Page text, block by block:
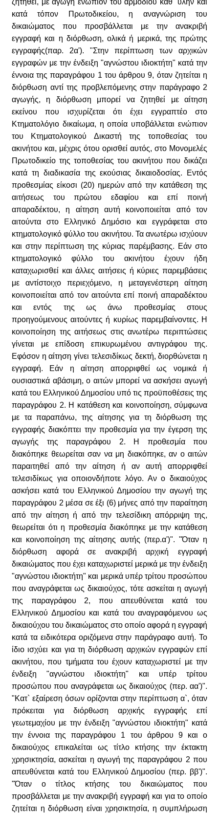
κατά τόπον Πρωτοδικείου, η αναγνώριση του
δικαιώματος που προσβάλλεται με την ανακριβή
εγγραφή και η διόρθωση, ολικά ή μερικά, της πρώτης
εγγραφής(παρ. 2α'). "Στην περίπτωση των αρχικών
εγγραφών με την ένδειξη "αγνώστου ιδιοκτήτη" κατά την
έννοια της παραγράφου 1 του άρθρου 9, όταν ζητείται η
διόρθωση αντί της προβλεπόμενης στην παράγραφο 2
αγωγής, η διόρθωση μπορεί να ζητηθεί με αίτηση
εκείνου που ισχυρίζεται ότι έχει εγγραπτέο στο
Κτηματολόγιο δικαίωμα, η οποία υποβάλλεται ενώπιον
του Κτηματολογικού Δικαστή της τοποθεσίας του
ακινήτου και, μέχρις ότου ορισθεί αυτός, στο Μονομελές
Πρωτοδικείο της τοποθεσίας του ακινήτου που δικάζει
κατά τη διαδικασία της εκούσιας δικαιοδοσίας. Εντός
προθεσμίας είκοσι (20) ημερών από την κατάθεση της
αιτήσεως του πρώτου εδαφίου και επί ποινή
απαραδέκτου, η αίτηση αυτή κοινοποιείται από τον
αιτούντα στο Ελληνικό Δημόσιο και εγγράφεται στο
κτηματολογικό φύλλο του ακινήτου. Τα ανωτέρω ισχύουν
και στην περίπτωση της κύριας παρέμβασης. Εάν στο
κτηματολογικό φύλλο του ακινήτου έχουν ήδη
καταχωρισθεί και άλλες αιτήσεις ή κύριες παρεμβάσεις
με αντίστοιχο περιεχόμενο, η μεταγενέστερη αίτηση
κοινοποιείται από τον αιτούντα επί ποινή απαραδέκτου
και εντός της ως άνω προθεσμίας στους
προηγούμενους αιτούντες ή κυρίως παρεμβαίνοντες. Η
κοινοποίηση της αιτήσεως στις ανωτέρω περιπτώσεις
γίνεται με επίδοση επικυρωμένου αντιγράφου της.
Εφόσον η αίτηση γίνει τελεσιδίκως δεκτή, διορθώνεται η
εγγραφή. Εάν η αίτηση απορριφθεί ως νομικά ή
ουσιαστικά αβάσιμη, ο αιτών μπορεί να ασκήσει αγωγή
κατά του Ελληνικού Δημοσίου υπό τις προϋποθέσεις της
παραγράφου 2. Η κατάθεση και κοινοποίηση, σύμφωνα
με τα παραπάνω, της αίτησης για τη διόρθωση της
εγγραφής διακόπτει την προθεσμία για την έγερση της
αγωγής της παραγράφου 2. Η προθεσμία που
διακόπηκε θεωρείται σαν να μη διακόπηκε, αν ο αιτών
παραιτηθεί από την αίτηση ή αν αυτή απορριφθεί
τελεσιδίκως για οποιονδήποτε λόγο. Αν ο δικαιούχος
ασκήσει κατά του Ελληνικού Δημοσίου την αγωγή της
παραγράφου 2 μέσα σε έξι (6) μήνες από την παραίτηση
από την αίτηση ή από την τελεσίδικη απόρριψη της,
θεωρείται ότι η προθεσμία διακόπηκε με την κατάθεση
και κοινοποίηση της αίτησης αυτής (περ.α')". "Όταν η
διόρθωση αφορά σε ανακριβή αρχική εγγραφή
δικαιώματος που έχει καταχωριστεί μερικά με την ένδειξη
"αγνώστου ιδιοκτήτη" και μερικά υπέρ τρίτου προσώπου
που αναγράφεται ως δικαιούχος, τότε ασκείται η αγωγή
της παραγράφου 2, που απευθύνεται κατά του
Ελληνικού Δημοσίου και κατά του αναγραφόμενου ως
δικαιούχου του δικαιώματος στο οποίο αφορά η εγγραφή
κατά τα ειδικότερα οριζόμενα στην παράγραφο αυτή. Το
ίδιο ισχύει και για τη διόρθωση αρχικών εγγραφών επί
ακινήτου, που τμήματα του έχουν καταχωριστεί με την
ένδειξη "αγνώστου ιδιοκτήτη" και υπέρ τρίτου
προσώπου που αναγράφεται ως δικαιούχος (περ. αα')".
"Κατ` εξαίρεση όσων ορίζονται στην περίπτωση α`, όταν
πρόκειται για διόρθωση αρχικής εγγραφής επί
γεωτεμαχίου με την ένδειξη "αγνώστου ιδιοκτήτη" κατά
την έννοια της παραγράφου 1 του άρθρου 9 και ο
δικαιούχος επικαλείται ως τίτλο κτήσης την έκτακτη
χρησικτησία, ασκείται η αγωγή της παραγράφου 2 που
απευθύνεται κατά του Ελληνικού Δημοσίου (περ. ββ')".
"Όταν ο τίτλος κτήσης του δικαιώματος που
προσβάλλεται με την ανακριβή εγγραφή και για το οποίο
ζητείται η διόρθωση είναι χρησικτησία, η συμπλήρωση